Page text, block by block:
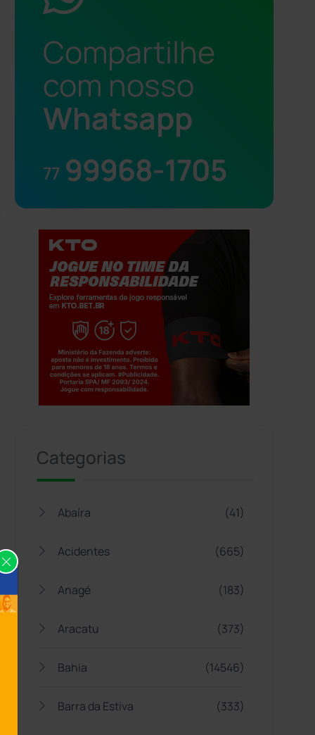
Compartilhe
com nosso
Whatsapp
77 99968-1705
Categorias
Abaíra (41)
Acidentes (665)
Anagé (183)
Aracatu (373)
Bahia (14546)
Barra da Estiva (333)